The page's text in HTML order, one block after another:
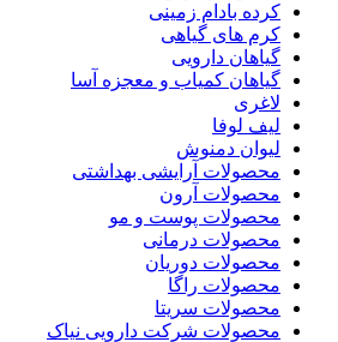
کرده بادام زمینی
کرم های گیاهی
گیاهان دارویی
گیاهان کمیاب و معجزه آسا
لاغری
لیف لوفا
لیوان دمنوش
محصولات آرایشی بهداشتی
محصولات آرون
محصولات پوست و مو
محصولات درمانی
محصولات دوریان
محصولات راگا
محصولات سریتا
محصولات شرکت دارویی نیاک